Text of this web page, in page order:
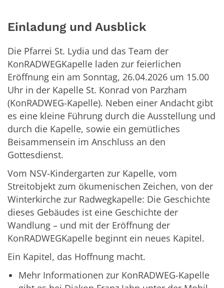
Einladung und Ausblick
Die Pfarrei St. Lydia und das Team der
KonRADWEGKapelle laden zur feierlichen
Eröffnung ein am Sonntag, 26.04.2026 um 15.00
Uhr in der Kapelle St. Konrad von Parzham
(KonRADWEG-Kapelle). Neben einer Andacht gibt
es eine kleine Führung durch die Ausstellung und
durch die Kapelle, sowie ein gemütliches
Beisammensein im Anschluss an den
Gottesdienst.
Vom NSV-Kindergarten zur Kapelle, vom
Streitobjekt zum ökumenischen Zeichen, von der
Winterkirche zur Radwegkapelle: Die Geschichte
dieses Gebäudes ist eine Geschichte der
Wandlung – und mit der Eröffnung der
KonRADWEGKapelle beginnt ein neues Kapitel.
Ein Kapitel, das Hoffnung macht.
Mehr Informationen zur KonRADWEG-Kapelle